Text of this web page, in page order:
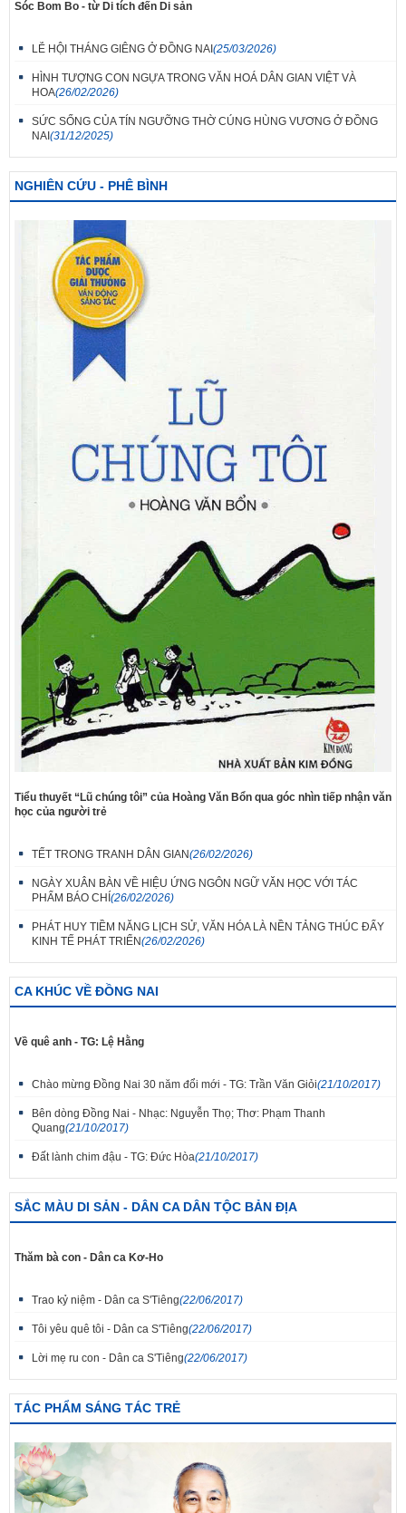
Sóc Bom Bo - từ Di tích đến Di sản
LỄ HỘI THÁNG GIÊNG Ở ĐỒNG NAI(25/03/2026)
HÌNH TƯỢNG CON NGỰA TRONG VĂN HOÁ DÂN GIAN VIỆT VÀ
HOA(26/02/2026)
SỨC SỐNG CỦA TÍN NGƯỠNG THỜ CÚNG HÙNG VƯƠNG Ở ĐỒNG
NAI(31/12/2025)
NGHIÊN CỨU - PHÊ BÌNH
Tiểu thuyết “Lũ chúng tôi” của Hoàng Văn Bổn qua góc nhìn tiếp nhận văn
học của người trẻ
TẾT TRONG TRANH DÂN GIAN(26/02/2026)
NGÀY XUÂN BÀN VỀ HIỆU ỨNG NGÔN NGỮ VĂN HỌC VỚI TÁC
PHẨM BÁO CHÍ (26/02/2026)
PHÁT HUY TIỀM NĂNG LỊCH SỬ, VĂN HÓA LÀ NỀN TẢNG THÚC ĐẨY
KINH TẾ PHÁT TRIỂN(26/02/2026)
CA KHÚC VỀ ĐỒNG NAI
Về quê anh - TG: Lệ Hằng
Chào mừng Đồng Nai 30 năm đổi mới - TG: Trần Văn Giỏi(21/10/2017)
Bên dòng Đồng Nai - Nhạc: Nguyễn Thọ; Thơ: Phạm Thanh
Quang(21/10/2017)
Đất lành chim đậu - TG: Đức Hòa(21/10/2017)
SẮC MÀU DI SẢN - DÂN CA DÂN TỘC BẢN ĐỊA
Thăm bà con - Dân ca Kơ-Ho
Trao kỷ niệm - Dân ca S'Tiêng(22/06/2017)
Tôi yêu quê tôi - Dân ca S'Tiêng(22/06/2017)
Lời mẹ ru con - Dân ca S'Tiêng(22/06/2017)
TÁC PHẨM SÁNG TÁC TRẺ